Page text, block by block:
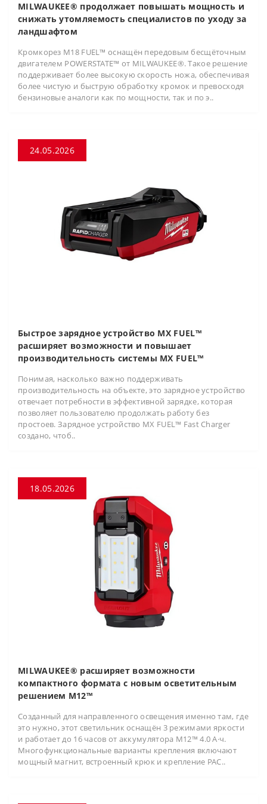
MILWAUKEE® продолжает повышать мощность и
снижать утомляемость специалистов по уходу за
ландшафтом
Кромкорез M18 FUEL™ оснащён передовым бесщёточным
двигателем POWERSTATE™ от MILWAUKEE®. Такое решение
поддерживает более высокую скорость ножа, обеспечивая
более чистую и быструю обработку кромок и превосходя
бензиновые аналоги как по мощности, так и по э..
24.05.2026
Быстрое зарядное устройство MX FUEL™
расширяет возможности и повышает
производительность системы MX FUEL™
Понимая, насколько важно поддерживать
производительность на объекте, это зарядное устройство
отвечает потребности в эффективной зарядке, которая
позволяет пользователю продолжать работу без
простоев. Зарядное устройство MX FUEL™ Fast Charger
создано, чтоб..
18.05.2026
MILWAUKEE® расширяет возможности
компактного формата с новым осветительным
решением M12™
Созданный для направленного освещения именно там, где
это нужно, этот светильник оснащён 3 режимами яркости
и работает до 16 часов от аккумулятора M12™ 4.0 А·ч.
Многофункциональные варианты крепления включают
мощный магнит, встроенный крюк и крепление PAC..